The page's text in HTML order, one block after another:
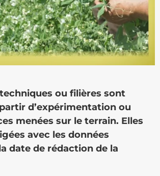
ou filières sont
d’expérimentation ou
menées sur le terrain. Elles
avec les données
date de rédaction de la